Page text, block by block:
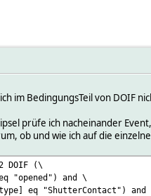
im BedingungsTeil von DOIF
prüfe ich nacheinander
ob und wie ich auf die
DOIF (\
"opened") and \
eq "ShutterContact") and